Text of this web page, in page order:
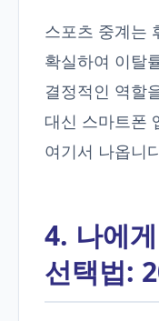
스포츠 중계는
확실하여 이탈
결정적인 역할
대신 스마트폰
여기서 나옵니
4. 나에
선택법: